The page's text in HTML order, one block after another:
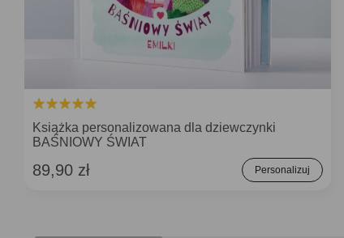
Książka personalizowana dla dziewczynki
BAŚNIOWY ŚWIAT
89,90 zł Personalizuj